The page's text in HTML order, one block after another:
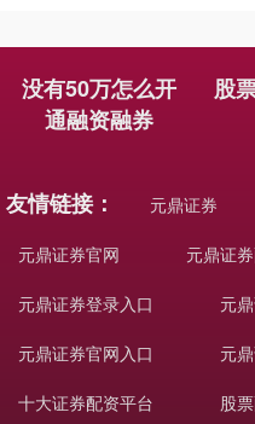
期指IC0
没有50万怎么开
通融资融券
股
友情链接： 元鼎证券
元鼎证券官网 元鼎证
元鼎证券登录入口 元
元鼎证券官网入口 元
十大证券配资平台 股